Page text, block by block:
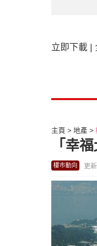
立即下載 |
主頁 地產
「幸
樓市動向 更